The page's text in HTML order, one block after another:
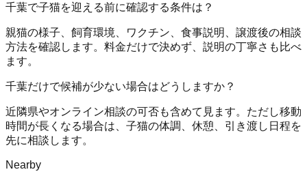
千葉で子猫を迎える前に確認する条件は？
親猫の様子、飼育環境、ワクチン、食事説明、譲渡後の相談
方法を確認します。料金だけで決めず、説明の丁寧さも比べ
ます。
千葉だけで候補が少ない場合はどうしますか？
近隣県やオンライン相談の可否も含めて見ます。ただし移動
時間が長くなる場合は、子猫の体調、休憩、引き渡し日程を
先に相談します。
Nearby